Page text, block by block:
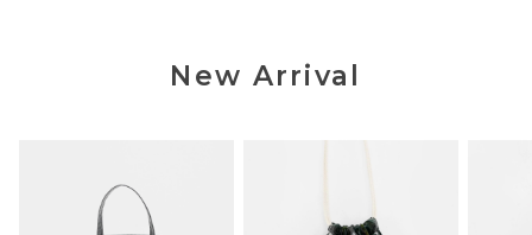
New Arrival